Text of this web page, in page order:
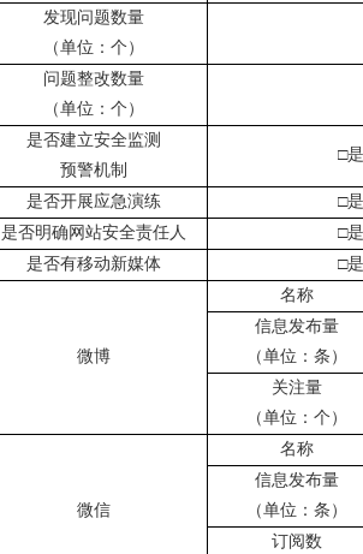
发现问题数量
（单位：个）
问题整改数量
（单位：个）
是否建立安全监测
预警机制
□
是否开展应急演练
□
是否明确网站安全责任人
□
是否有移动新媒体
微博
名称
信息发布量
（单位：条）
关注量
（单位：个）
微信
名称
信息发布量
（单位：条）
订阅数